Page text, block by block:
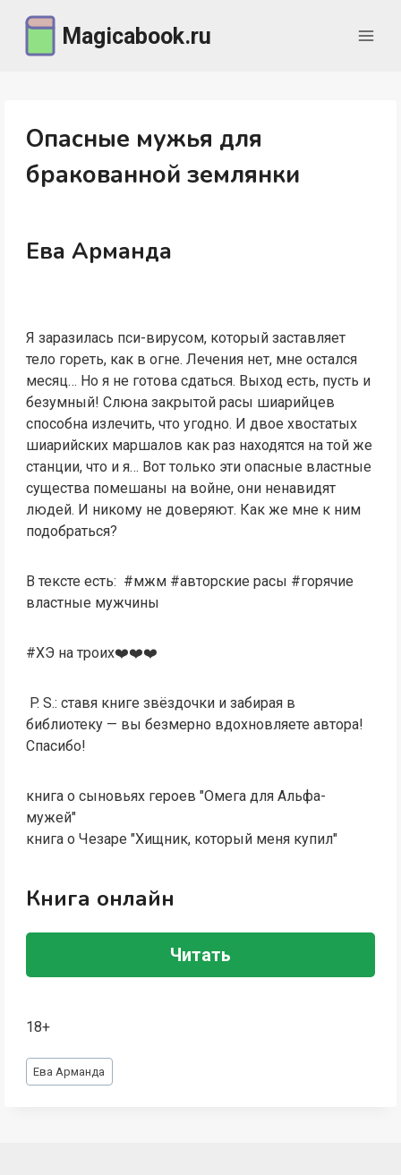
содержимому
Magicabook.ru
Опасные мужья для
бракованной землянки
Ева Арманда
Я заразилась пси-вирусом, который заставляет
тело гореть, как в огне. Лечения нет, мне остался
месяц… Но я не готова сдаться. Выход есть, пусть и
безумный! Слюна закрытой расы шиарийцев
способна излечить, что угодно. И двое хвостатых
шиарийских маршалов как раз находятся на той же
станции, что и я… Вот только эти опасные властные
существа помешаны на войне, они ненавидят
людей. И никому не доверяют. Как же мне к ним
подобраться?
В тексте есть: #мжм #авторские расы #горячие
властные мужчины
#ХЭ на троих‍❤️‍‍❤️‍‍❤️‍
P. S.: ставя книге звёздочки и забирая в
библиотеку — вы безмерно вдохновляете автора!
Спасибо!
книга о сыновьях героев "Омега для Альфа-
мужей"
книга о Чезаре "Хищник, который меня купил"
Книга онлайн
Читать
18+
Метки
записи:
Ева Арманда